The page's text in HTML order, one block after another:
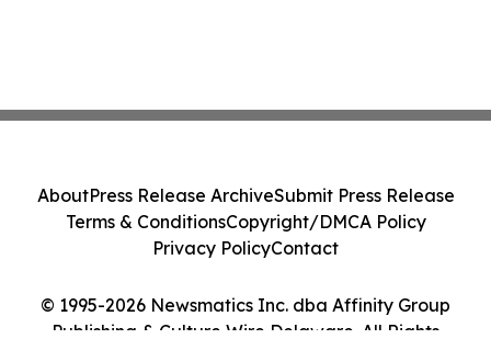
© 1995-2026 Newsmatics Inc. dba Affinity Group
Publishing & Culture Wire Delaware. All Rights
AboutPress Release ArchiveSubmit Press Release
Terms & ConditionsCopyright/DMCA Policy
Privacy PolicyContact